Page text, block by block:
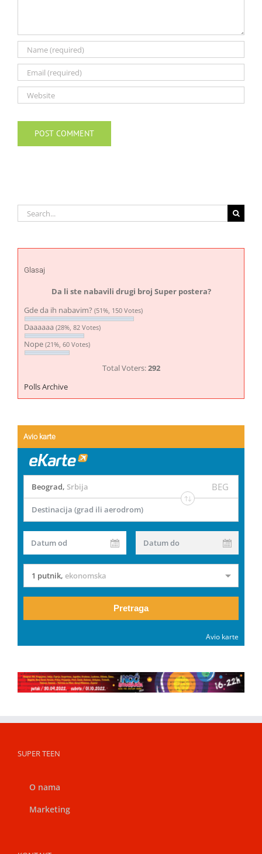
Search
for:
Glasaj
Da li ste nabavili drugi broj Super postera?
Gde da ih nabavim? (51%, 150 Votes)
Daaaaaa (28%, 82 Votes)
Nope (21%, 60 Votes)
Total Voters:292
Polls Archive
Avio karte
Beograd, Srbija BEG
Destinacija (grad ili aerodrom)
Datum od Datum do
1 putnik, ekonomska
Pretraga
Avio karte
SUPER TEEN
O nama
Marketing